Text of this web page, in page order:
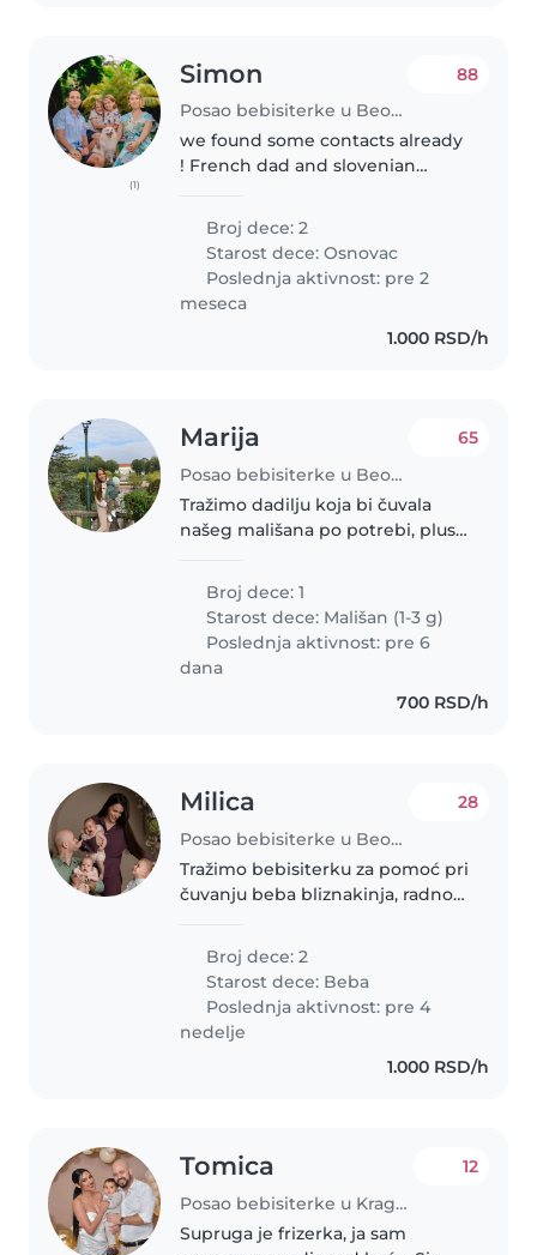
(1)
Simon
Posao bebisiterke u Beograd
88
we found some contacts already
! French dad and slovenian
Belgrade from our previous post
in Fiji. We have 2 boys, Gabriel 5
and Ben 8 years old and a small..
Broj dece: 2
Starost dece:Osnovac
Poslednja aktivnost: pre 2
meseca
1.000 RSD/h
Marija
Posao bebisiterke u Beograd
65
Tražimo dadilju koja bi čuvala
našeg mališana po potrebi, plus
vrtić tih dana bi bilo potrebno
celodnevno čuvanje. Nudimo
fiksnu platu. Mi živimo..
Broj dece: 1
Starost dece: Mališan (1-3 g)
Poslednja aktivnost: pre 6
dana
700 RSD/h
Milica
Posao bebisiterke u Beograd
28
Tražimo bebisiterku za pomoć pri
čuvanju beba bliznakinja, radno
Broj dece: 2
Starost dece: Beba
Poslednja aktivnost: pre 4
nedelje
1.000 RSD/h
Tomica
Posao bebisiterke u Kragujevac
12
Supruga je frizerka, ja sam